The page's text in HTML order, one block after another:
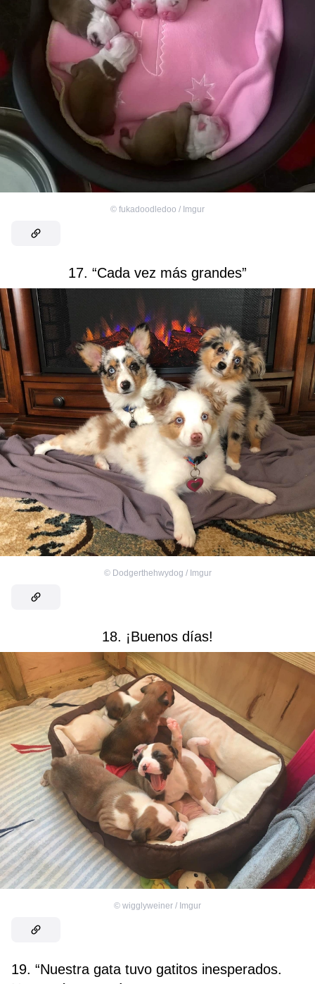
© fukadoodledoo / Imgur
17. “Cada vez más grandes”
© Dodgerthehwydog / Imgur
18. ¡Buenos días!
© wigglyweiner / Imgur
19. “Nuestra gata tuvo gatitos inesperados.